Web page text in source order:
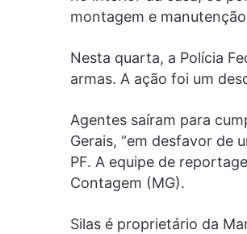
montagem e
Nesta quarta, a Polícia
armas. A ação foi um
Agentes saíram para
Gerais, “em desfavor de
PF. A equipe de
Contagem (MG).
Silas é proprietário da